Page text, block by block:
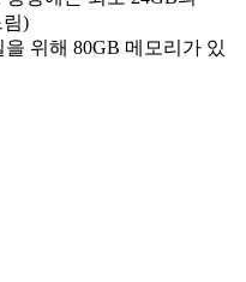
)
위해 80GB 메모리가 있